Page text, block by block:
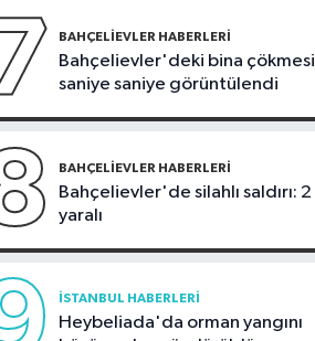
kavga
BAHÇELIEVLER HABERLERI
Bahçelievler'deki bina çökmesi
saniye saniye görüntülendi
BAHÇELIEVLER HABERLERI
Bahçelievler'de silahlı saldırı: 2
yaralı
İSTANBUL HABERLERI
Heybeliada'da orman yangını